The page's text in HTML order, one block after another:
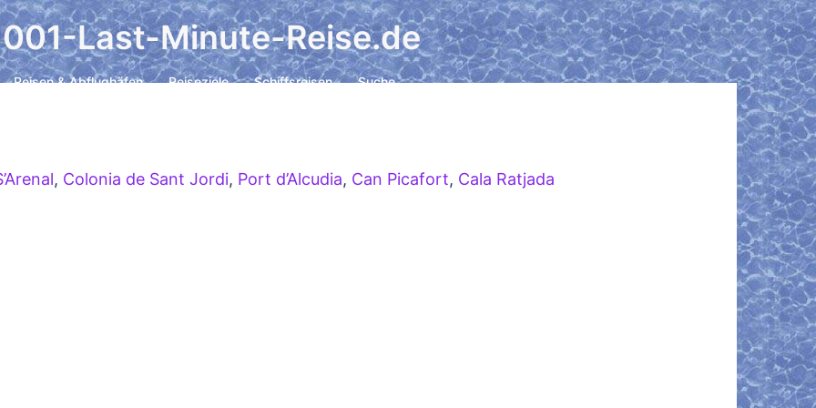
Last-Minute-Reise.de
Reisen & Abflughäfen Reiseziele Schiffsreisen Suche
, Colonia de Sant Jordi, Port d’Alcudia, Can Picafort, Cala Ratjada